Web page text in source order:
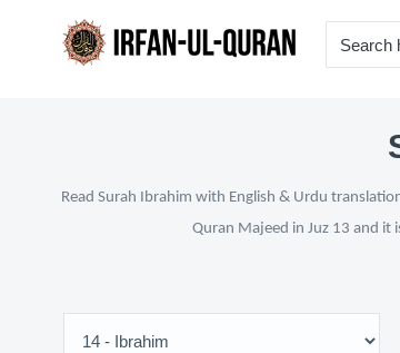
Read Surah Ibrahim with English & Urdu
Quran Majeed in Juz 13 and it